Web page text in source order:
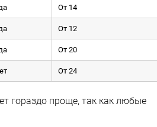
От 14
От 12
От 20
От 24
гораздо проще, так как любые